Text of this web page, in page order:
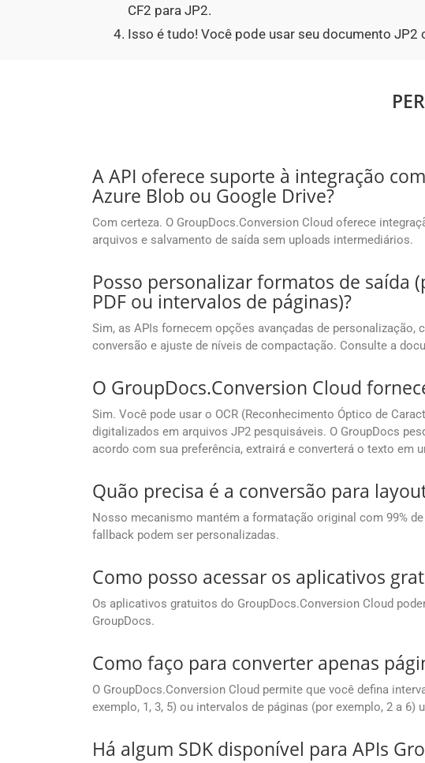
CF2 para JP2.
Isso é tudo! Você pode usar seu documento
A API oferece suporte à integração
Azure Blob ou Google Drive?
Com certeza. O GroupDocs.Conversion Cloud oferece
arquivos e salvamento de saída sem uploads intermediários.
Posso personalizar formatos de saída
PDF ou intervalos de páginas)?
Sim, as APIs fornecem opções avançadas de
conversão e ajuste de níveis de compactação. Consulte a
O GroupDocs.Conversion Cloud
Sim. Você pode usar o OCR (Reconhecimento Óptico de
digitalizados em arquivos JP2 pesquisáveis. O GroupDocs
acordo com sua preferência, extrairá e converterá o texto em
Quão precisa é a conversão para
Nosso mecanismo mantém a formatação original com 99%
fallback podem ser personalizadas.
Como posso acessar os aplicativos
Os aplicativos gratuitos do GroupDocs.Conversion Cloud
GroupDocs.
Como faço para converter apenas
O GroupDocs.Conversion Cloud permite que você defina
exemplo, 1, 3, 5) ou intervalos de páginas (por exemplo, 2 a 6)
Há algum SDK disponível para APIs